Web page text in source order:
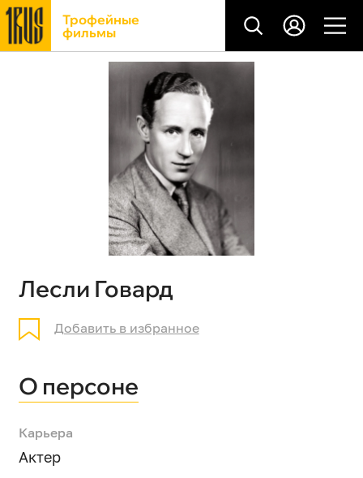
Трофейные
фильмы
Лесли Говард
Добавить в избранное
О персоне
Карьера
Актер